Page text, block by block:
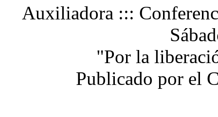
Auxiliadora :::
"Por la
Publicado por el